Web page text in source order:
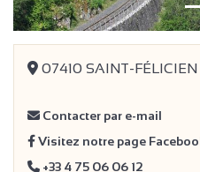
07410 SAINT-FÉLICIEN
Contacter par e-mail
Visitez notre page
+33 4 75 06 06 12